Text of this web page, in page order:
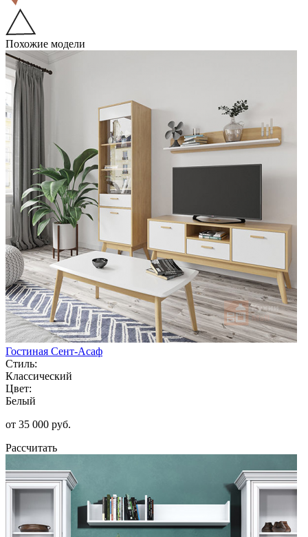
Похожие модели
Гостиная Сент-Асаф
Стиль:
Классический
Цвет:
Белый
от 35 000 руб.
Рассчитать